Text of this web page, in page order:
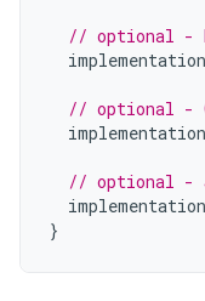
// optional -
implementation
// optional -
implementation
// optional -
implementation
}